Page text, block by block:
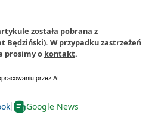
została pobrana z
Będziński). W przypadku zastrzeżeń
prosimy o kontakt.
Google News